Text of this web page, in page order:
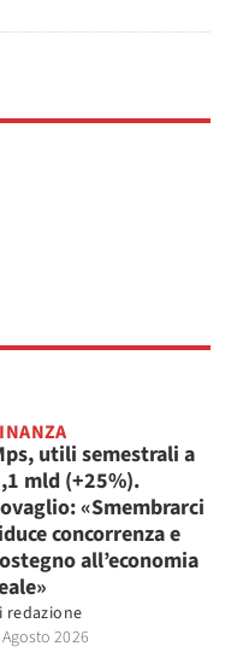
utili semestrali a
mld (+25%).
«Smembrarci
concorrenza e
all’economia
redazione
2026